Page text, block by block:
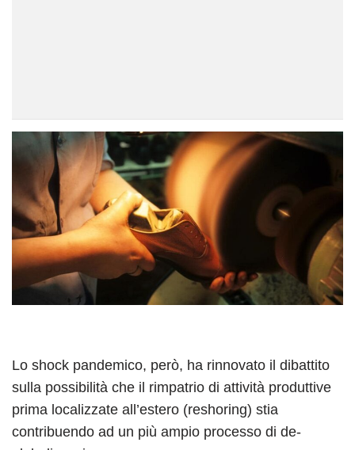
Lo shock pandemico, però, ha rinnovato il dibattito
sulla possibilità che il rimpatrio di attività produttive
prima localizzate all’estero (reshoring) stia
contribuendo ad un più ampio processo di de-